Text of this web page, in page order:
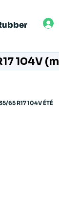
104V
65 R17 104V ÉTÉ